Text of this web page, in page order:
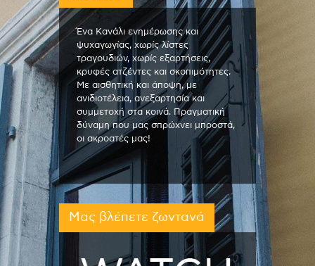
Ένα Κανάλι ενημέρωσης και
ψυχαγωγίας, χωρίς λίστες
τραγουδιών, χωρίς εξαρτήσεις,
κρυφές ατζέντες και σκοπιμότητες.
Με αισθητική και άποψη, με
ανιδιοτέλεια, ανεξαρτησία και
συμμετοχή στα κοινά. Πραγματική
δύναμη που μας σπρώχνει μπροστά,
οι ακροατές μας!
Μας βλέπετε ζωντανά